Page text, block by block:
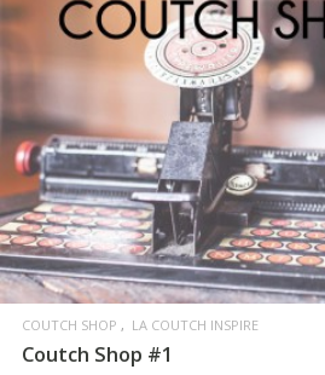
LIRE LA SUITE
COUTCH SHOP LA COUTCH INSPIRE
Coutch Shop #1